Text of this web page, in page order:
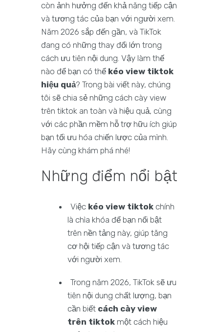
còn ảnh hưởng đến khả năng tiếp cận
và tương tác của bạn với người xem.
Năm 2026 sắp đến gần, và TikTok
đang có những thay đổi lớn trong
cách ưu tiên nội dung. Vậy làm thế
nào để bạn có thể kéo view tiktok
hiệu quả? Trong bài viết này, chúng
tôi sẽ chia sẻ những cách cày view
trên tiktok an toàn và hiệu quả, cùng
với các phần mềm hỗ trợ hữu ích giúp
bạn tối ưu hóa chiến lược của mình.
Hãy cùng khám phá nhé!
Những điểm nổi bật
Việc kéo view tiktok chính
là chìa khóa để bạn nổi bật
trên nền tảng này, giúp tăng
cơ hội tiếp cận và tương tác
với người xem.
Trong năm 2026, TikTok sẽ ưu
tiên nội dung chất lượng, bạn
cần biết cách cày view
trên tiktok một cách hiệu